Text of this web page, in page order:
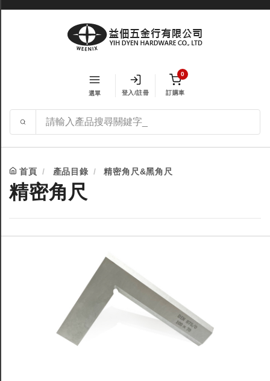
選單 登入/註冊
0
訂購車
首頁 產品目錄 精密角尺&黑角尺
精密角尺